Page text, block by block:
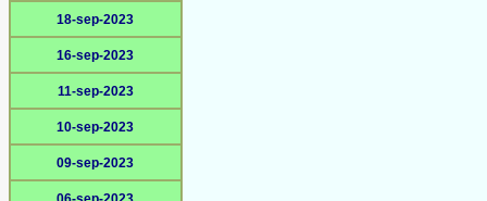
18-sep-2023
16-sep-2023
11-sep-2023
10-sep-2023
09-sep-2023